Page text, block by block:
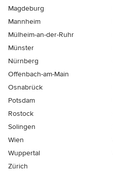
Magdeburg
Mannheim
Mülheim-an-der-Ruhr
Münster
Nürnberg
Offenbach-am-Main
Osnabrück
Potsdam
Rostock
Solingen
Wien
Wuppertal
Zürich